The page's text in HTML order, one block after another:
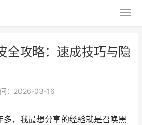
全攻略：速成技巧与隐
：2026-03-16
多，我最想分享的经验就是召唤黑